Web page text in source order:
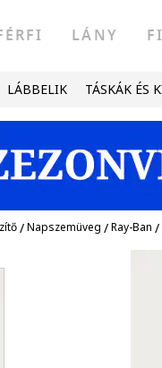
LÁNY
LÁBBELIK TÁSKÁK ÉS
/Napszemüveg /Ray-Ban /